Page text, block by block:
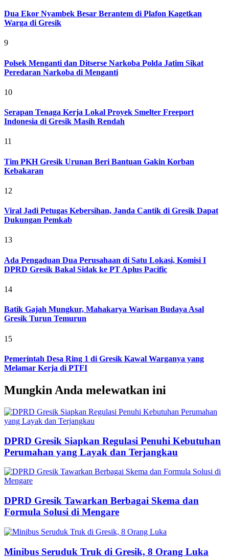
Dua Ekor Nyambek Besar Berantem di Plafon Kagetkan
Warga di Gresik
9
Polsek Menganti dan Ditserse Narkoba Polda Jatim Sikat
Peredaran Narkoba di Menganti
10
Serapan Tenaga Kerja Lokal Proyek Smelter Freeport
Indonesia di Gresik Masih Rendah
11
Tim PKH Gresik Urunan Beri Bantuan Gakin Korban
Kebakaran
12
Viral Jadi Petugas Kebersihan, Janda Cantik di Gresik Dapat
Dukungan Pemkab
13
Ada Pengaduan Dua Perusahaan di Satu Lokasi, Komisi I
DPRD Gresik Bakal Sidak ke PT Aplus Pacific
14
Batik Gajah Mungkur, Mahakarya Warisan Budaya Asal
Gresik Turun Temurun
15
Pemerintah Desa Ring 1 di Gresik Kawal Warganya yang
Melamar Kerja di PTFI
Mungkin Anda melewatkan ini
DPRD Gresik Siapkan Regulasi Penuhi Kebutuhan
Perumahan yang Layak dan Terjangkau
DPRD Gresik Tawarkan Berbagai Skema dan
Formula Solusi di Mengare
Minibus Seruduk Truk di Gresik, 8 Orang Luka